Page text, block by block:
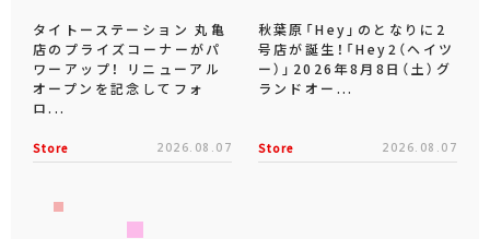
タイトーステーション 丸亀
店のプライズコーナーがパ
ワーアップ！ リニューアル
オープンを記念してフォ
ロ...
Store 2026.08.07
秋葉原「Hey」のとなりに2
号店が誕生！「Hey2（ヘイツ
ー）」2026年8月8日（土）グ
ランドオー...
Store 2026.08.07